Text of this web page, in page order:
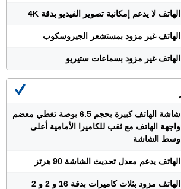
الهاتف لا يدعم إمكانية تصوير الفيديو بدقة 4K
الهاتف غير مزود بمستشعر الجيروسكوب
الهاتف غير مزود بسماعات ستيريو
شاشة الهاتف كبيرة بحجم 6.5 بوصة تغطي معضم
واجهة الهاتف مع ثقب للكاميرا الأمامية أعلى
وسط الشاشة
الهاتف يدعم معدل تحديث الشاشة 90 هرتز
الهاتف مزود بثلاث كاميرات بدقة 16 و 2 و 2